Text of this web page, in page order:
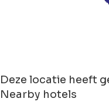
Deze locatie heeft
Nearby hotels